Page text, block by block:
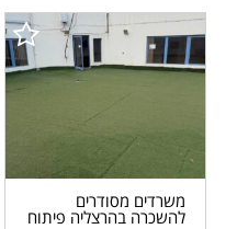
משרדים מסודרים
להשכרה בהרצליה פיתוח